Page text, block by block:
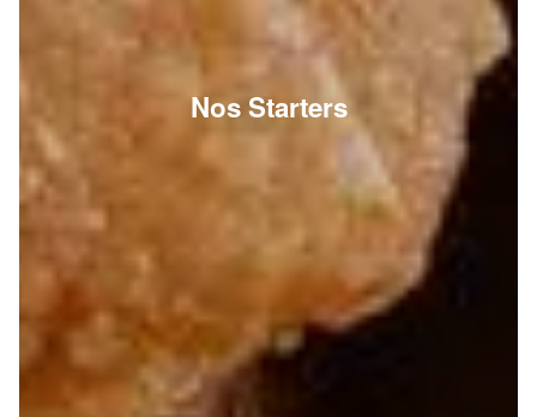
Nos Starters